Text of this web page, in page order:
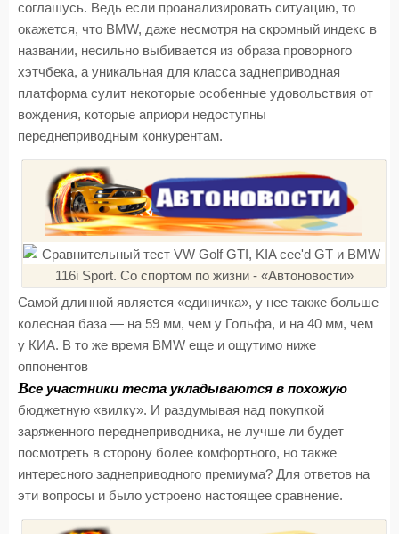
соглашусь. Ведь если проанализировать ситуацию, то
окажется, что BMW, даже несмотря на скромный индекс в
названии, несильно выбивается из образа проворного
хэтчбека, а уникальная для класса заднеприводная
платформа сулит некоторые особенные удовольствия от
вождения, которые априори недоступны
переднеприводным конкурентам.
Самой длинной является «единичка», у нее также больше
колесная база — на 59 мм, чем у Гольфа, и на 40 мм, чем
у КИА. В то же время BMW еще и ощутимо ниже
оппонентов
Все участники теста укладываются в похожую
бюджетную «вилку». И раздумывая над покупкой
заряженного переднеприводника, не лучше ли будет
посмотреть в сторону более комфортного, но также
интересного заднеприводного премиума? Для ответов на
эти вопросы и было устроено настоящее сравнение.